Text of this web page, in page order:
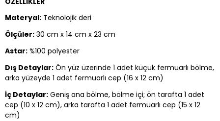
Materyal: Teknolojik deri
Ölçüler: 30 cm x 14 cm x 23 cm
Astar: %100 polyester
Dış Detaylar: Ön yüz üzerinde 1 adet küçük fermuarlı bölme,
arka yüzeyde 1 adet fermuarlı cep (16 x 12 cm)
İç Detaylar: Geniş ana bölme, bölme içi; ön tarafta 1 adet
cep (10 x 12 cm), arka tarafta 1 adet fermuarlı cep (15 x 12
cm)